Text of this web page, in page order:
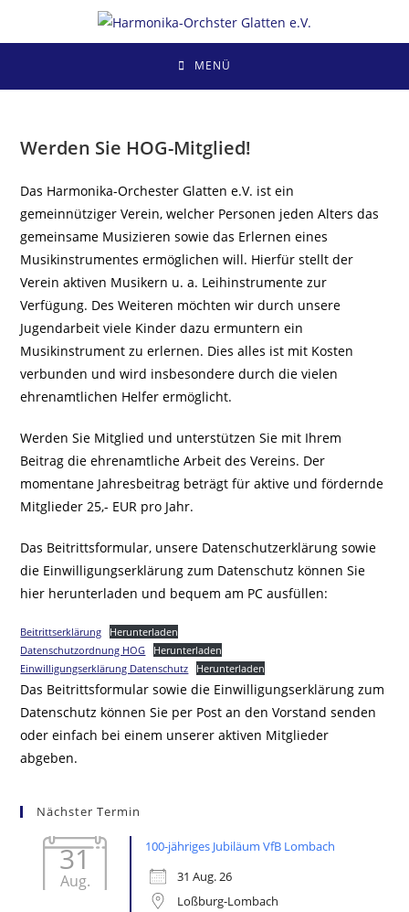
MENÜ
Werden Sie HOG-Mitglied!
Das Harmonika-Orchester Glatten e.V. ist ein
gemeinnütziger Verein, welcher Personen jeden Alters das
gemeinsame Musizieren sowie das Erlernen eines
Musikinstrumentes ermöglichen will. Hierfür stellt der
Verein aktiven Musikern u. a. Leihinstrumente zur
Verfügung. Des Weiteren möchten wir durch unsere
Jugendarbeit viele Kinder dazu ermuntern ein
Musikinstrument zu erlernen. Dies alles ist mit Kosten
verbunden und wird insbesondere durch die vielen
ehrenamtlichen Helfer ermöglicht.
Werden Sie Mitglied und unterstützen Sie mit Ihrem
Beitrag die ehrenamtliche Arbeit des Vereins. Der
momentane Jahresbeitrag beträgt für aktive und fördernde
Mitglieder 25,- EUR pro Jahr.
Das Beitrittsformular, unsere Datenschutzerklärung sowie
die Einwilligungserklärung zum Datenschutz können Sie
hier herunterladen und bequem am PC ausfüllen:
Beitrittserklärung
Herunterladen
Datenschutzordnung HOG
Herunterladen
Einwilligungserklärung Datenschutz
Herunterladen
Das Beitrittsformular sowie die Einwilligungserklärung zum
Datenschutz können Sie per Post an den Vorstand senden
oder einfach bei einem unserer aktiven Mitglieder
abgeben.
Nächster Termin
31
Aug.
100-jähriges Jubiläum VfB Lombach
31 Aug. 26
Loßburg-Lombach